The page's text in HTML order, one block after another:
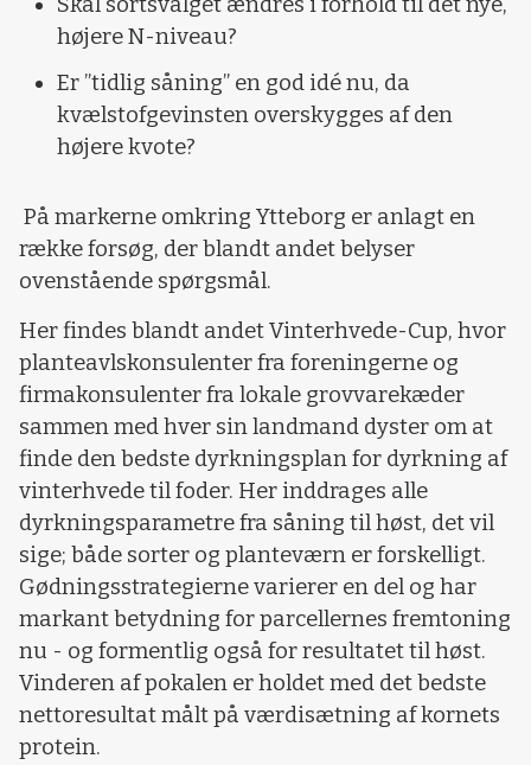
højere N-niveau?
Er ”tidlig såning” en god idé nu, da
kvælstofgevinsten overskygges af den
højere kvote?
På markerne omkring Ytteborg er anlagt en
række forsøg, der blandt andet belyser
ovenstående spørgsmål.
Her findes blandt andet Vinterhvede-Cup, hvor
planteavlskonsulenter fra foreningerne og
firmakonsulenter fra lokale grovvarekæder
sammen med hver sin landmand dyster om at
finde den bedste dyrkningsplan for dyrkning af
vinterhvede til foder. Her inddrages alle
dyrkningsparametre fra såning til høst, det vil
sige; både sorter og planteværn er forskelligt.
Gødningsstrategierne varierer en del og har
markant betydning for parcellernes fremtoning
nu - og formentlig også for resultatet til høst.
Vinderen af pokalen er holdet med det bedste
nettoresultat målt på værdisætning af kornets
protein.